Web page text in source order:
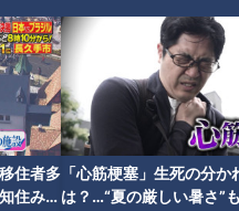
住者多
住みた
「心筋梗塞」生死の分か
は？…“夏の厳しい暑さ”